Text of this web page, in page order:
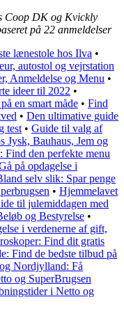
Coop DK og Kvickly
på 22 anmeldelser
lænestole hos Ilva •
autostol og vejrstation
Anmeldelse og Menu •
ideer til 2022 •
en smart måde • Find
• Den ultimative guide
test • Guide til valg af
Jysk, Bauhaus, Jem og
Find den perfekte menu
på opdagelse i
selv slik: Spar penge
• Hjemmelavet
til julemiddagen med
og Bestyrelse •
i verdenerne af gift,
Find dit gratis
Find de bedste tilbud på
Nordjylland: Få
og SuperBrugsen
i Netto og